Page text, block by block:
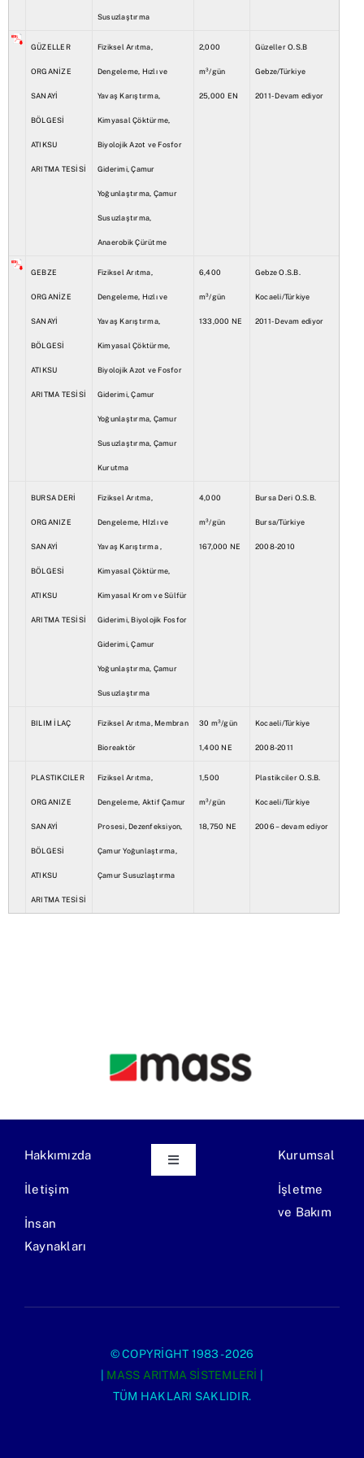
Susuzlaştırma
GÜZELLER
ORGANİZE
SANAYİ
BÖLGESİ
ATIKSU
ARITMA TESİSİ
Fiziksel Arıtma,
Dengeleme, Hızlı ve
Yavaş Karıştırma,
Kimyasal Çöktürme,
Biyolojik Azot ve Fosfor
Giderimi, Çamur
Yoğunlaştırma, Çamur
Susuzlaştırma,
Anaerobik Çürütme
2,000
m³/gün
25,000 EN
Güzeller O.S.B
Gebze/Türkiye
2011- Devam ediyor
GEBZE
ORGANİZE
SANAYİ
BÖLGESİ
ATIKSU
ARITMA TESİSİ
Fiziksel Arıtma,
Dengeleme, Hızlı ve
Yavaş Karıştırma,
Kimyasal Çöktürme,
Biyolojik Azot ve Fosfor
Giderimi, Çamur
Yoğunlaştırma, Çamur
Susuzlaştırma, Çamur
Kurutma
6,400
m³/gün
133,000 NE
Gebze O.S.B.
Kocaeli/Türkiye
2011- Devam ediyor
BURSA DERİ
ORGANIZE
SANAYİ
BÖLGESİ
ATIKSU
ARITMA TESİSİ
Fiziksel Arıtma,
Dengeleme, HIzlı ve
Yavaş Karıştırma ,
Kimyasal Çöktürme,
Kimyasal Krom ve Sülfür
Giderimi, Biyolojik Fosfor
Giderimi, Çamur
Yoğunlaştırma, Çamur
Susuzlaştırma
4,000
m³/gün
167,000 NE
Bursa Deri O.S.B.
Bursa/Türkiye
2008-2010
BILIM İLAÇ Fiziksel Arıtma, Membran
Bioreaktör
30 m³/gün
1,400 NE
Kocaeli/Türkiye
2008-2011
PLASTIKCILER
ORGANIZE
SANAYİ
BÖLGESİ
ATIKSU
ARITMA TESİSİ
Fiziksel Arıtma,
Dengeleme, Aktif Çamur
Prosesi, Dezenfeksiyon,
Çamur Yoğunlaştırma,
Çamur Susuzlaştırma
1,500
m³/gün
18,750 NE
Plastikciler O.S.B.
Kocaeli/Türkiye
2006 – devam ediyor
Hakkımızda
İletişim
İnsan
Kaynakları
Toggle
Navigation
Endüstriyel Atıksu Arıtma Tesisi
Evsel Atıksu Arıtma Tesisi
Kurumsal
İşletme
ve Bakım
© COPYRIGHT 1983 - 2026
MASS ARITMA SISTEMLERI
TÜM HAKLARI SAKLIDIR.